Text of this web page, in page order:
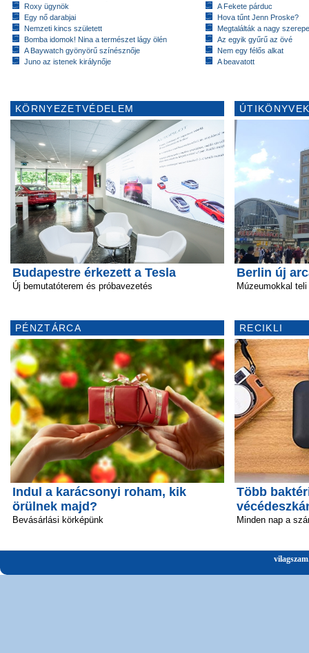
Roxy ügynök
Egy nő darabjai
Nemzeti kincs született
Bomba idomok! Nina a természet lágy ölén
A Baywatch gyönyörű színésznője
Juno az istenek királynője
A Fekete párduc
Hova tűnt Jenn Proske?
Megtalálták a nagy
Az egyik gyűrű az övé
Nem egy félős alkat
A beavatott
KÖRNYEZETVÉDELEM
Budapestre érkezett a Tesla
Új bemutatóterem és próbavezetés
PÉNZTÁRCA
Indul a karácsonyi roham, kik
örülnek majd?
Bevásárlási körképünk
Berlin új
Múzeumokkal
RECIKLI
Több
Minden nap a